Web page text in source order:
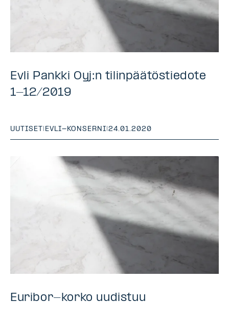
Evli Pankki Oyj:n tilinpäätöstiedote
1-12/2019
UUTISET | EVLI-KONSERNI|24.01.2020
Euribor-korko uudistuu